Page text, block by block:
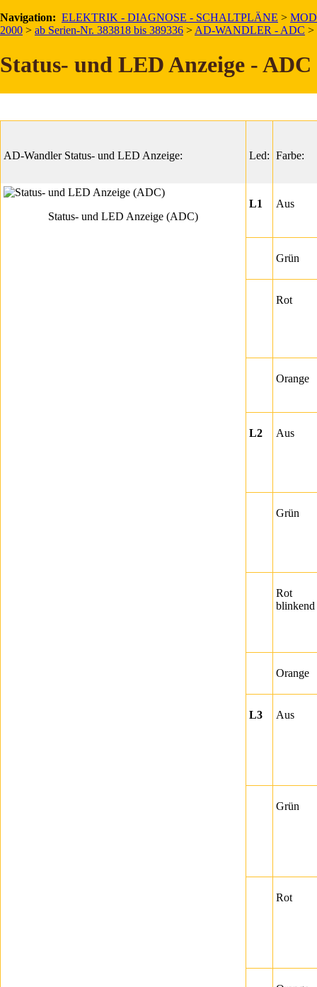
Navigation: ELEKTRIK - DIAGNOSE - SCHALTPLÄNE >
2000 > ab Serien-Nr. 383818 bis 389336 > AD-WANDLER - ADC >
Status- und LED Anzeige - ADC
Allgemeine Information
aktuellen Status und eventuelle Fehler anzeigen.
In der folgenden Tabelle sind die häufigsten Status aufgeführt.
AD-Wandler Status- und LED Anzeige: Led: Farbe:
Status- und LED Anzeige (ADC)
L1 Aus
Grün
Rot
Orange
L2 Aus
Grün
Rot
blinkend
Orange
L3 Aus
Grün
Rot